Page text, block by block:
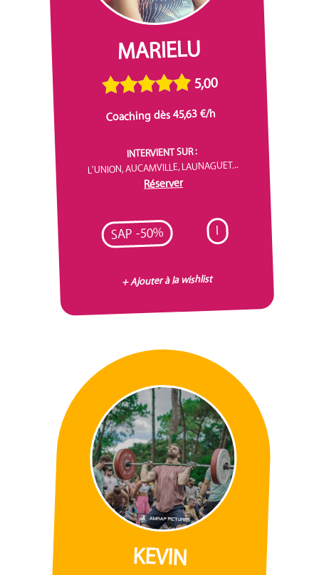
MARIELU
5,00
Coaching dès 45,63 €/h
INTERVIENT SUR :
L'UNION, AUCAMVILLE, LAUNAGUET...
Réserver
SAP -50% I
+ Ajouter à la wishlist
KEVIN